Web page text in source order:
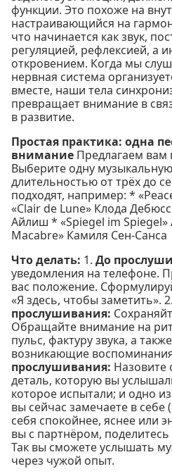
функции. Это похоже на
настраивающийся на
что начинается как звук,
регуляцией, рефлексией, а
откровением. Когда мы
нервная система
вместе, наши тела
превращает внимание в
в развитие.
Простая практика: одна
внимание Предлагаем вам
Выберите одну
длительностью от трёх до
подходят, например: *
«Clair de Lune» Клода
Айлиш * «Spiegel im
Macabre» Камиля Сен-Санса
Что делать: 1. До
уведомления на телефоне.
вас положение.
«Я здесь, чтобы заметить». 2.
прослушивания:
Обращайте внимание на
пульс, фактуру звука, а
возникающие
прослушивания: Назовите
деталь, которую вы
которое испытали; и одно
вы сейчас замечаете в себе
себя спокойнее, яснее или
вы с партнёром,
Так вы сможете услышать
через чужой опыт.